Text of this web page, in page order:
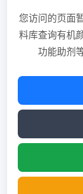
您访问的页面
料库查询有机
功能助剂